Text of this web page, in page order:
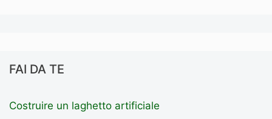
FAI DA TE
Costruire un laghetto artificiale